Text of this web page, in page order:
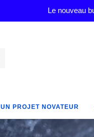
Le nouveau
UN PROJET NOVATEUR